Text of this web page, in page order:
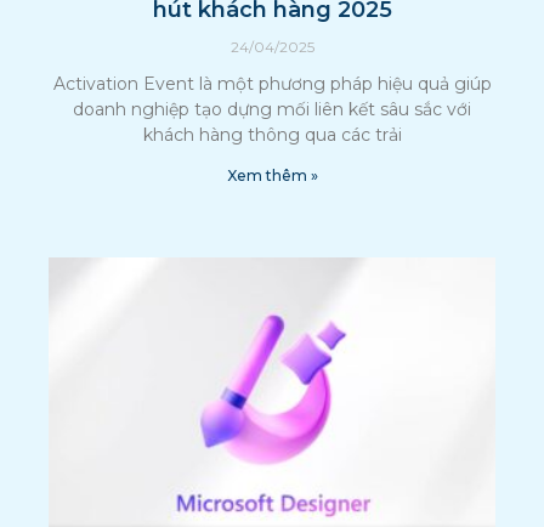
hút khách hàng 2025
24/04/2025
Activation Event là một phương pháp hiệu quả giúp
doanh nghiệp tạo dựng mối liên kết sâu sắc với
khách hàng thông qua các trải
Xem thêm »